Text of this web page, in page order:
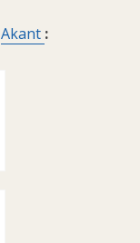
Akant :